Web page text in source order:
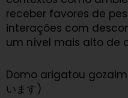
receber favores de
interações com
um nível mais alto de
Domo arigatou
います)